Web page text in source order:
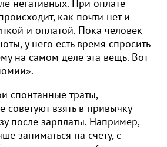
негативных. При оплате
как почти нет и
и оплатой. Пока человек
у него есть время спросить
на самом деле эта вещь. Вот
спонтанные траты,
советуют взять в привычку
после зарплаты. Например,
заниматься на счету, с